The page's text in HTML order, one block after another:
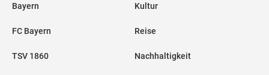
Bayern
FC Bayern
TSV 1860
Kultur
Reise
Nachhaltigkeit